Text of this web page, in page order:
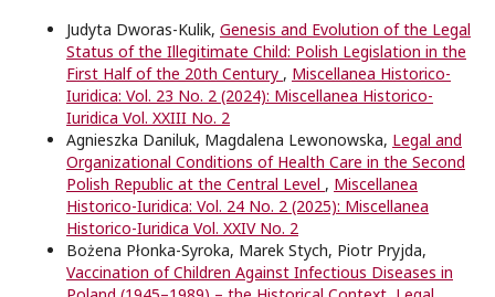
Judyta Dworas-Kulik, Genesis and Evolution of the Legal
Status of the Illegitimate Child: Polish Legislation in the
First Half of the 20th Century , Miscellanea Historico-
Iuridica: Vol. 23 No. 2 (2024): Miscellanea Historico-
Iuridica Vol. XXIII No. 2
Agnieszka Daniluk, Magdalena Lewonowska, Legal and
Organizational Conditions of Health Care in the Second
Polish Republic at the Central Level , Miscellanea
Historico-Iuridica: Vol. 24 No. 2 (2025): Miscellanea
Historico-Iuridica Vol. XXIV No. 2
Bożena Płonka-Syroka, Marek Stych, Piotr Pryjda,
Vaccination of Children Against Infectious Diseases in